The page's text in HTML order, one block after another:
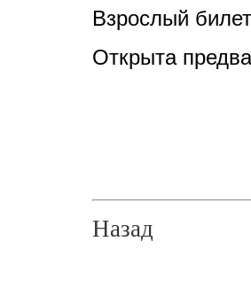
Взрослый
Открыта
Назад